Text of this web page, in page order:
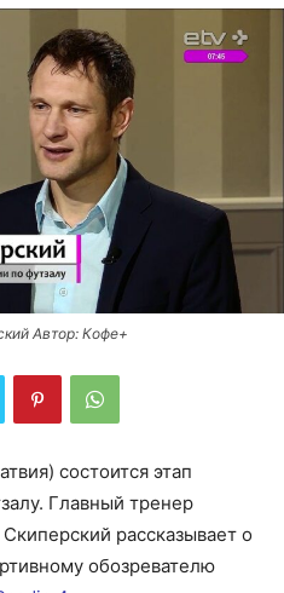
Автор: Кофе+
состоится этап
Главный тренер
рассказывает о
обозревателю